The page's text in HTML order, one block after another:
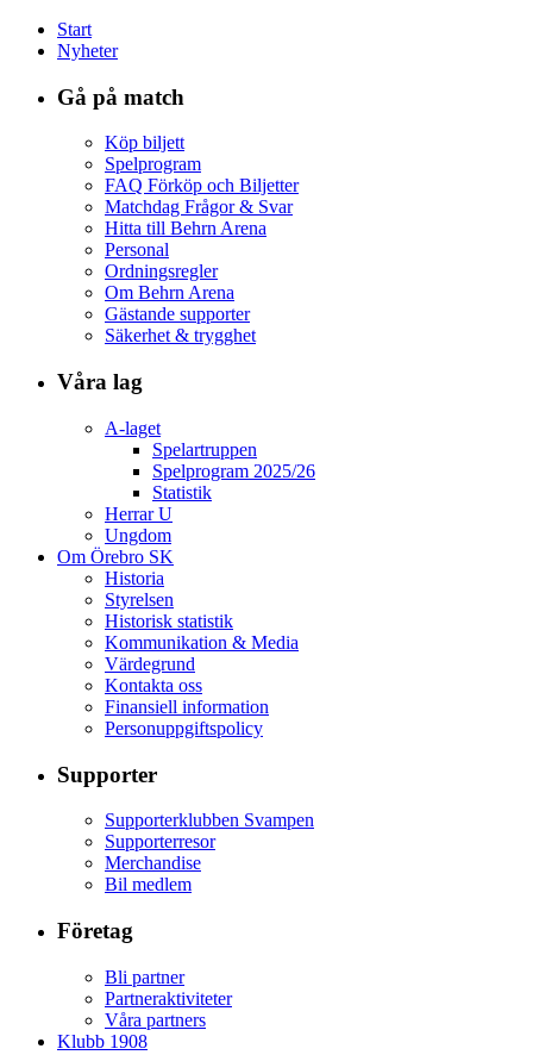
Start
Nyheter
Gå på match
Köp biljett
Spelprogram
FAQ Förköp och Biljetter
Matchdag Frågor & Svar
Hitta till Behrn Arena
Personal
Ordningsregler
Om Behrn Arena
Gästande supporter
Säkerhet & trygghet
Våra lag
A-laget
Spelartruppen
Spelprogram 2025/26
Statistik
Herrar U
Ungdom
Om Örebro SK
Historia
Styrelsen
Historisk statistik
Kommunikation & Media
Värdegrund
Kontakta oss
Finansiell information
Personuppgiftspolicy
Supporter
Supporterklubben Svampen
Supporterresor
Merchandise
Bil medlem
Företag
Bli partner
Partneraktiviteter
Våra partners
Klubb 1908